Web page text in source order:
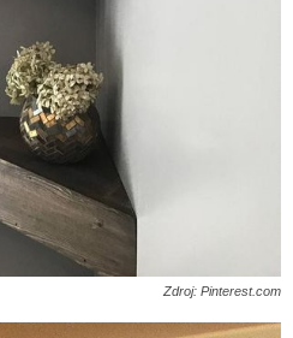
Zdroj: Pinterest.com